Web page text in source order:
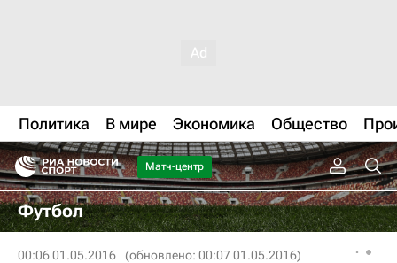
Политика В мире Экономика Общество
Матч-центр
Футбол
00:06 01.05.2016 (обновлено: 00:07 01.05.2016)